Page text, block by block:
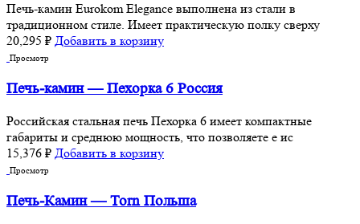
Печь-камин Eurokom Elegance выполнена из стали в
традиционном стиле. Имеет практическую полку сверху
20,295 ₽ Добавить в корзину
Просмотр
Печь-камин — Пехорка 6 Россия
Российская стальная печь Пехорка 6 имеет компактные
габариты и среднюю мощность, что позволяете е ис
15,376 ₽ Добавить в корзину
Просмотр
Печь-Камин — Torn Польша